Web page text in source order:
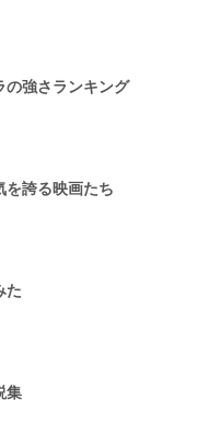
の強さランキング
を誇る映画たち
た
集